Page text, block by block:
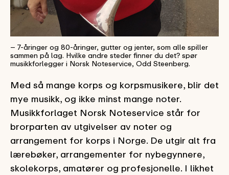
– 7-åringer og 80-åringer, gutter og jenter, som alle spiller
sammen på lag. Hvilke andre steder finner du det? spør
musikkforlegger i Norsk Noteservice, Odd Steenberg.
Med så mange korps og korpsmusikere, blir det
mye musikk, og ikke minst mange noter.
Musikkforlaget Norsk Noteservice står for
brorparten av utgivelser av noter og
arrangement for korps i Norge. De utgir alt fra
lærebøker, arrangementer for nybegynnere,
skolekorps, amatører og profesjonelle. I likhet